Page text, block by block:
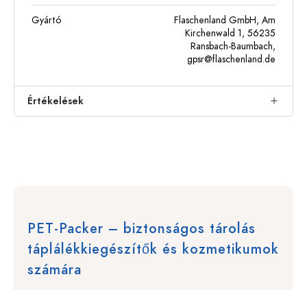
Gyártó
Flaschenland GmbH, Am
Kirchenwald 1, 56235
Ransbach-Baumbach,
gpsr@flaschenland.de
Értékelések
PET-Packer – biztonságos tárolás
táplálékkiegészítők és kozmetikumok
számára